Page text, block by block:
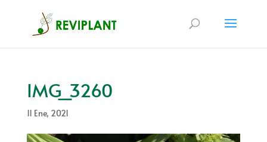
IMG_3260
11 Ene, 2021